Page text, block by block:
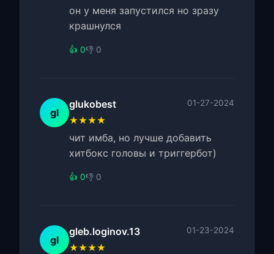
он у меня запустился но зразу
крашнулся
👍 0👎 0
gl
glukobest 01-27-2024
★★★★
чит имба, но лучше добавить
хитбокс головы и триггербот)
👍 0👎 0
gl
gleb.loginov.13 01-23-2024
★★★★